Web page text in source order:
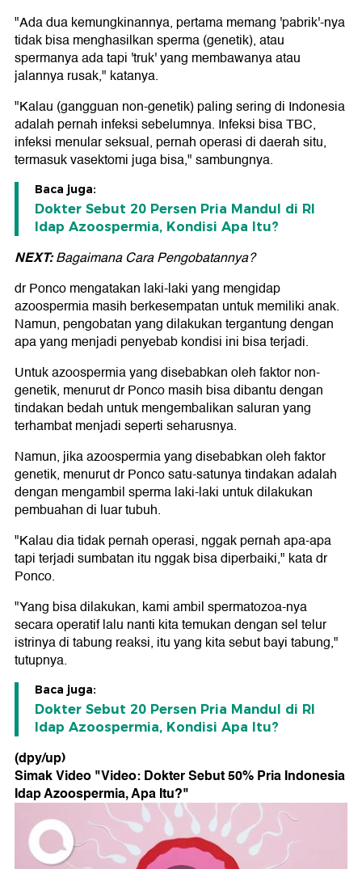
"Ada dua kemungkinannya, pertama memang 'pabrik'-nya
tidak bisa menghasilkan sperma (genetik), atau
spermanya ada tapi 'truk' yang membawanya atau
jalannya rusak," katanya.
"Kalau (gangguan non-genetik) paling sering di Indonesia
adalah pernah infeksi sebelumnya. Infeksi bisa TBC,
infeksi menular seksual, pernah operasi di daerah situ,
termasuk vasektomi juga bisa," sambungnya.
Baca juga:
Dokter Sebut 20 Persen Pria Mandul di RI
Idap Azoospermia, Kondisi Apa Itu?
NEXT:Bagaimana Cara Pengobatannya?
dr Ponco mengatakan laki-laki yang mengidap
azoospermia masih berkesempatan untuk memiliki anak.
Namun, pengobatan yang dilakukan tergantung dengan
apa yang menjadi penyebab kondisi ini bisa terjadi.
Untuk azoospermia yang disebabkan oleh faktor non-
genetik, menurut dr Ponco masih bisa dibantu dengan
tindakan bedah untuk mengembalikan saluran yang
terhambat menjadi seperti seharusnya.
Namun, jika azoospermia yang disebabkan oleh faktor
genetik, menurut dr Ponco satu-satunya tindakan adalah
dengan mengambil sperma laki-laki untuk dilakukan
pembuahan di luar tubuh.
"Kalau dia tidak pernah operasi, nggak pernah apa-apa
tapi terjadi sumbatan itu nggak bisa diperbaiki," kata dr
Ponco.
"Yang bisa dilakukan, kami ambil spermatozoa-nya
secara operatif lalu nanti kita temukan dengan sel telur
istrinya di tabung reaksi, itu yang kita sebut bayi tabung,"
tutupnya.
Baca juga:
Dokter Sebut 20 Persen Pria Mandul di RI
Idap Azoospermia, Kondisi Apa Itu?
(dpy/up)
Simak Video "Video: Dokter Sebut 50% Pria Indonesia
Idap Azoospermia, Apa Itu?"